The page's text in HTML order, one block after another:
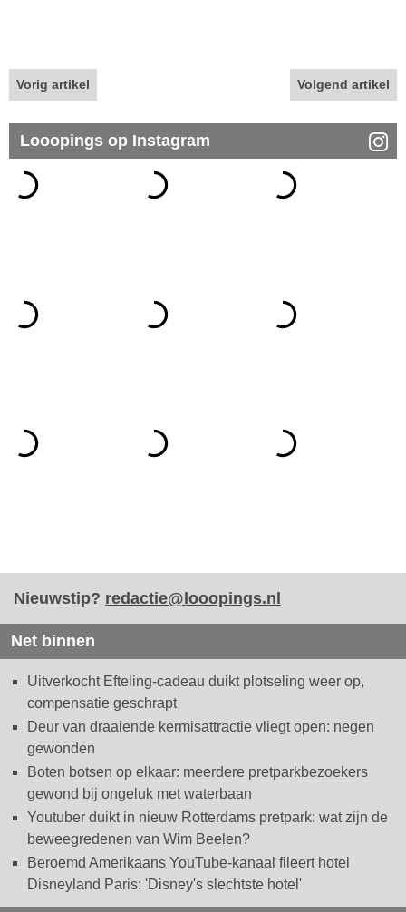
Vorig artikel Volgend artikel
Looopings op Instagram
Nieuwstip? redactie@looopings.nl
Net binnen
Uitverkocht Efteling-cadeau duikt plotseling weer op,
compensatie geschrapt
Deur van draaiende kermisattractie vliegt open: negen
gewonden
Boten botsen op elkaar: meerdere pretparkbezoekers
gewond bij ongeluk met waterbaan
Youtuber duikt in nieuw Rotterdams pretpark: wat zijn de
beweegredenen van Wim Beelen?
Beroemd Amerikaans YouTube-kanaal fileert hotel
Disneyland Paris: 'Disney's slechtste hotel'